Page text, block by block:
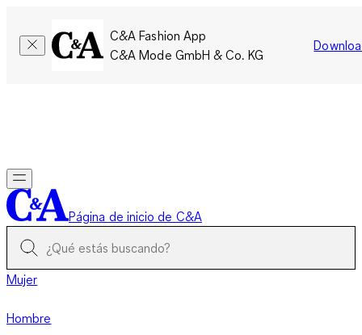
C&A Fashion App
C&A Mode GmbH & Co. KG
Página de inicio de C&A
Mujer
Hombre